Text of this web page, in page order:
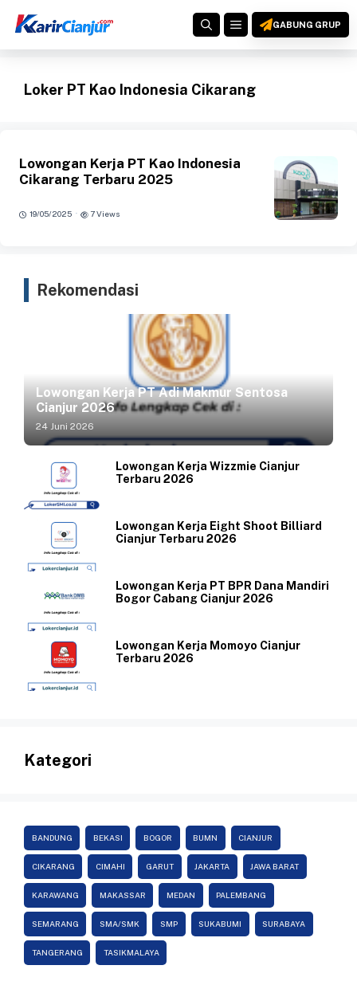
MENUGABUNG GRUP
Loker PT Kao Indonesia Cikarang
Lowongan Kerja PT Kao Indonesia
Cikarang Terbaru 2025
19/05/2025 · 7 Views
Rekomendasi
Lowongan Kerja PT Adi Makmur Sentosa
Cianjur 2026
24 Juni 2026
Lowongan Kerja Wizzmie Cianjur
Terbaru 2026
Lowongan Kerja Eight Shoot Billiard
Cianjur Terbaru 2026
Lowongan Kerja PT BPR Dana Mandiri
Bogor Cabang Cianjur 2026
Lowongan Kerja Momoyo Cianjur
Terbaru 2026
Kategori
BANDUNG BEKASI BOGOR BUMN CIANJUR
CIKARANG CIMAHI GARUT JAKARTA JAWA BARAT
KARAWANG MAKASSAR MEDAN PALEMBANG
SEMARANG SMA/SMK SMP SUKABUMI SURABAYA
TANGERANG TASIKMALAYA